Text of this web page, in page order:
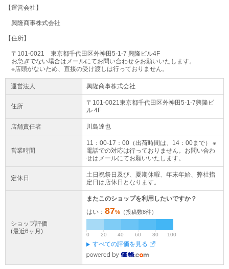
【運営会社】
興隆商事株式会社
【住所】
〒101-0021 東京都千代田区外神田5-1-7 興隆ビル4F
お急ぎでない場合はメールにてお問い合わせをお願いいたします。
※店頭がないため、直接の受け渡しは行っておりません。
運営法人 興隆商事株式会社
住所 〒101-0021東京都千代田区外神田5-1-7興隆ビ
ル 4F
店舗責任者 川島達也
営業時間
11：00-17：00（出荷時間は、14：00まで） ※
電話での対応は行っておりません。お問い合わ
せはメールにてお願いいたします。
定休日
土日祝祭日及び、夏期休暇、年末年始、弊社指
定日は店休日となります。
ショップ評価
(最近6ヶ月)
またこのショップを利用したいですか？
はい： 87% （投稿数8件）
0 20 40 60 80 100
すべての評価を見る